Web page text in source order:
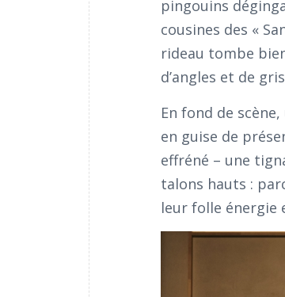
pingouins
cousines des «
rideau tombe
d’angles et de
En fond de
en guise de
effréné – une
talons hauts :
leur folle énergie